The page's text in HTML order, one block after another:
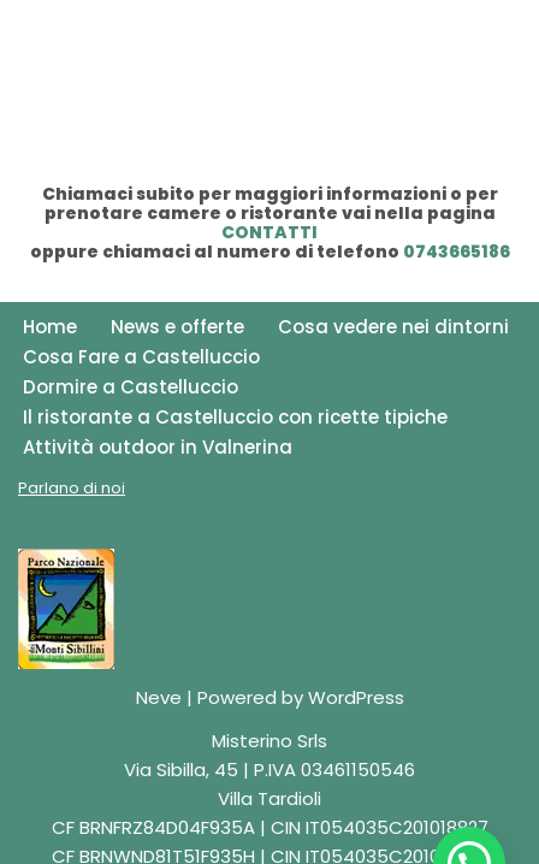
Chiamaci subito per maggiori informazioni o per
prenotare camere o ristorante vai nella pagina
CONTATTI
oppure chiamaci al numero di telefono 0743665186
Home News e offerte
Cosa vedere nei dintorni
Cosa Fare a Castelluccio
Dormire a Castelluccio
Il ristorante a Castelluccio con ricette tipiche
Attività outdoor in Valnerina
Parlano di noi
Neve | Powered byWordPress
Misterino Srls
Via Sibilla, 45 | P.IVA 03461150546
Villa Tardioli
CF BRNFRZ84D04F935A | CIN IT054035C201018827
CF BRNWND81T51F935H | CIN IT054035C201018829